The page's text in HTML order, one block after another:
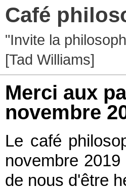
Café
"Invite la
[Tad Williams]
Merci aux
novembre
Le café
novembre
de nous d'être